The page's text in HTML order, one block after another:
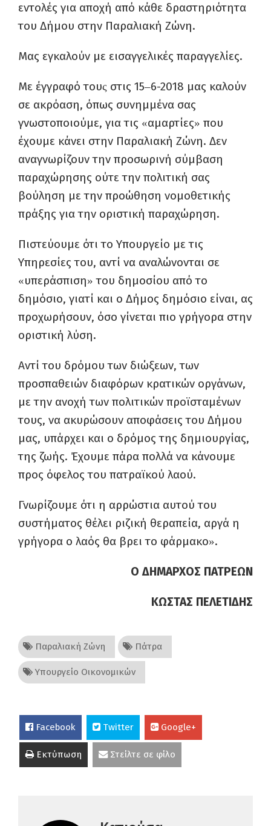
εντολές για αποχή από κάθε δραστηριότητα
του Δήμου στην Παραλιακή Ζώνη.
Μας εγκαλούν με εισαγγελικές παραγγελίες.
Με έγγραφό τους στις 15–6-2018 μας καλούν
σε ακρόαση, όπως συνημμένα σας
γνωστοποιούμε, για τις «αμαρτίες» που
έχουμε κάνει στην Παραλιακή Ζώνη. Δεν
αναγνωρίζουν την προσωρινή σύμβαση
παραχώρησης ούτε την πολιτική σας
βούληση με την προώθηση νομοθετικής
πράξης για την οριστική παραχώρηση.
Πιστεύουμε ότι το Υπουργείο με τις
Υπηρεσίες του, αντί να αναλώνονται σε
«υπεράσπιση» του δημοσίου από το
δημόσιο, γιατί και ο Δήμος δημόσιο είναι, ας
προχωρήσουν, όσο γίνεται πιο γρήγορα στην
οριστική λύση.
Αντί του δρόμου των διώξεων, των
προσπαθειών διαφόρων κρατικών οργάνων,
με την ανοχή των πολιτικών προϊσταμένων
τους, να ακυρώσουν αποφάσεις του Δήμου
μας, υπάρχει και ο δρόμος της δημιουργίας,
της ζωής. Έχουμε πάρα πολλά να κάνουμε
προς όφελος του πατραϊκού λαού.
Γνωρίζουμε ότι η αρρώστια αυτού του
συστήματος θέλει ριζική θεραπεία, αργά η
γρήγορα ο λαός θα βρει το φάρμακο».
Ο ΔΗΜΑΡΧΟΣ ΠΑΤΡΕΩΝ
ΚΩΣΤΑΣ ΠΕΛΕΤΙΔΗΣ
Παραλιακή Ζώνη Πάτρα
Υπουργείο Οικονομικών
Facebook Twitter Google+
Εκτύπωση Στείλτε σε φίλο